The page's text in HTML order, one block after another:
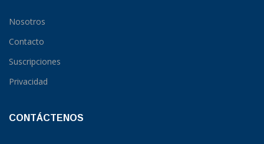
Nosotros
Contacto
Suscripciones
Privacidad
CONTÁCTENOS